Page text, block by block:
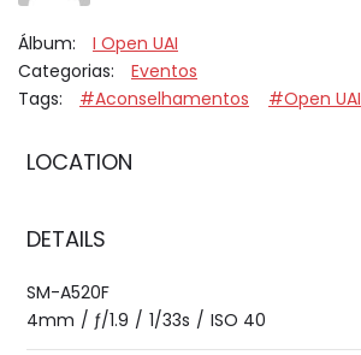
Álbum:
I Open UAI
Categorias:
Eventos
Tags:
#Aconselhamentos #Open UAI
LOCATION
DETAILS
SM-A520F
4mm / ƒ/1.9 / 1/33s / ISO 40